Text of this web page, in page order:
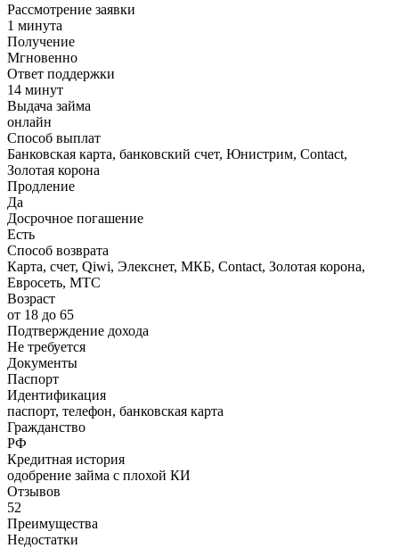
Рассмотрение заявки
1 минута
Получение
Мгновенно
Ответ поддержки
14 минут
Выдача займа
онлайн
Способ выплат
Банковская карта, банковский счет, Юнистрим, Contact,
Золотая корона
Продление
Да
Досрочное погашение
Есть
Способ возврата
Карта, счет, Qiwi, Элекснет, МКБ, Contact, Золотая корона,
Евросеть, МТС
Возраст
от 18 до 65
Подтверждение дохода
Не требуется
Документы
Паспорт
Идентификация
паспорт, телефон, банковская карта
Гражданство
РФ
Кредитная история
одобрение займа с плохой КИ
Отзывов
52
Преимущества
Недостатки